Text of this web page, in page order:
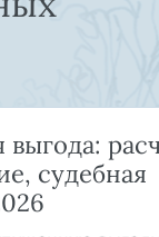
судебная